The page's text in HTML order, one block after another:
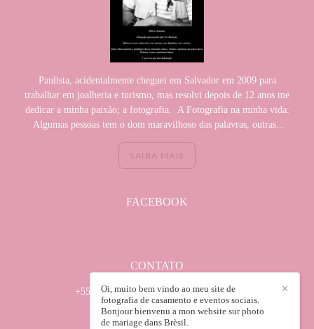
Paulista, acidentalmente cheguei em Salvador em 2009 para
trabalhar em joalheria e turismo, mas resolvi depois de 12 anos me
dedicar a minha paixão; a fotografia. A Fotografia na minha vida:
Algumas pessoas tem o dom maravilhoso das palavras, outras...
SAIBA MAIS
FACEBOOK
CONTATO
+55 (71) 982950035 / +55(71) 32418672
Enviar mensagem
wilsonsabadin@hotmail.com
✕
Oi, muito bem vindo ao meu site de
fotografia de casamento e eventos sociais.
Bonjour bienvenu a mon website sur photo
de mariage dans Brèsil.